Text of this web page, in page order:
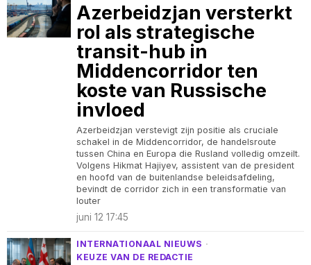
Azerbeidzjan versterkt
rol als strategische
transit-hub in
Middencorridor ten
koste van Russische
invloed
Azerbeidzjan verstevigt zijn positie als cruciale
schakel in de Middencorridor, de handelsroute
tussen China en Europa die Rusland volledig omzeilt.
Volgens Hikmat Hajiyev, assistent van de president
en hoofd van de buitenlandse beleidsafdeling,
bevindt de corridor zich in een transformatie van
louter
juni 12 17:45
INTERNATIONAAL NIEUWS ·
KEUZE VAN DE REDACTIE